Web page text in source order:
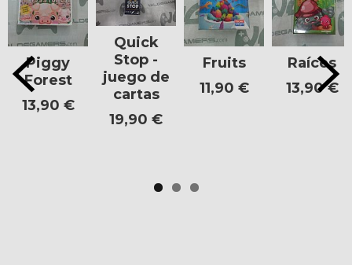
Piggy
Forest
13,90 €
Quick
Stop -
juego de
cartas
19,90 €
Fruits
11,90 €
Raíces
13,90 €